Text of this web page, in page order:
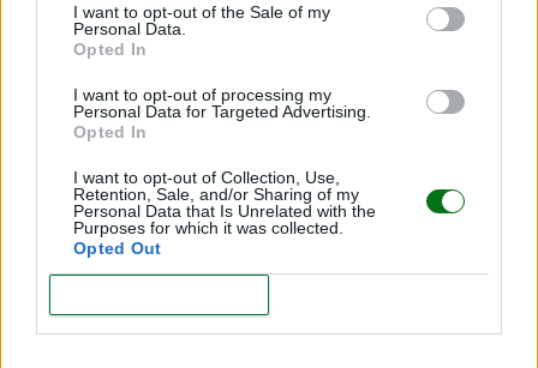
I want to opt-out of the Sale of my
Personal Data.
Opted In
I want to opt-out of processing my
Personal Data for Targeted Advertising.
Opted In
I want to opt-out of Collection, Use,
Retention, Sale, and/or Sharing of my
Personal Data that Is Unrelated with the
Purposes for which it was collected.
Opted Out
Maternidad y trabajo: ¿qué ayudas en especie
ofrece el IMSS?
LEER